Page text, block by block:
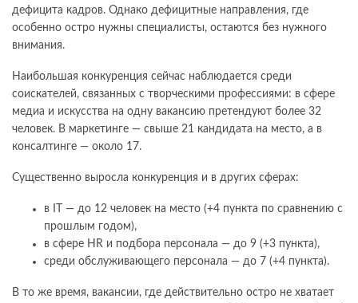
дефицита кадров. Однако дефицитные направления, где
особенно остро нужны специалисты, остаются без нужного
внимания.
Наибольшая конкуренция сейчас наблюдается среди
соискателей, связанных с творческими профессиями: в сфере
медиа и искусства на одну вакансию претендуют более 32
человек. В маркетинге — свыше 21 кандидата на место, а в
консалтинге — около 17.
Существенно выросла конкуренция и в других сферах:
в IT — до 12 человек на место (+4 пункта по сравнению с
прошлым годом),
в сфере HR и подбора персонала — до 9 (+3 пункта),
среди обслуживающего персонала — до 7 (+4 пункта).
В то же время, вакансии, где действительно остро не хватает